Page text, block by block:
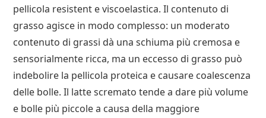
pellicola resistent e viscoelastica. Il contenuto di
grasso agisce in modo complesso: un moderato
contenuto di grassi dà una schiuma più cremosa e
sensorialmente ricca, ma un eccesso di grasso può
indebolire la pellicola proteica e causare coalescenza
delle bolle. Il latte scremato tende a dare più volume
e bolle più piccole a causa della maggiore